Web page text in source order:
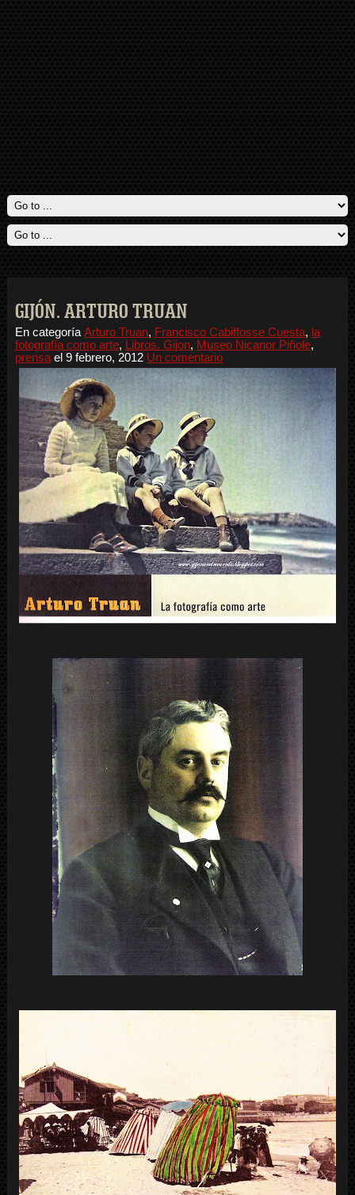
GIJÓN. ARTURO TRUAN
En categoría Arturo Truan, Francisco Cabiffosse Cuesta, la
fotografía como arte, Libros. Gijon, Museo Nicanor Piñole,
prensael 9 febrero, 2012 Un comentario